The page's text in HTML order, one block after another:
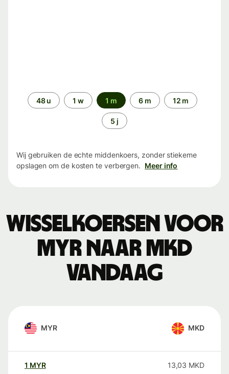
Periode48 u 1 w 1 m 6 m 12 m
5 j
Wij gebruiken de echte middenkoers, zonder stiekeme
opslagen om de kosten te verbergen. Meer info
Wisselkoersen voor
MYR naar MKD
vandaag
MYR MKD
1 MYR 13,03 MKD